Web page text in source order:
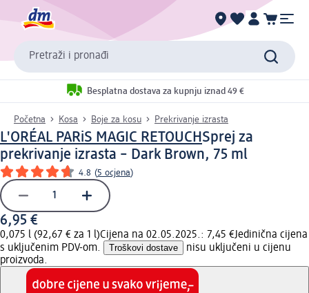
Pretraži i pronađi
Besplatna dostava za kupnju iznad 49 €
Početna Kosa Boje za kosu Prekrivanje izrasta
L'ORÉAL PARiS MAGIC RETOUCH Sprej za
prekrivanje izrasta – Dark Brown, 75 ml
4.8 (5 ocjena)
6,95 €
0,075 l (92,67 € za 1 l)Cijena na 02.05.2025.: 7,45 €Jedinična cijena
s uključenim PDV-om.
Troškovi dostave
nisu uključeni u cijenu
proizvoda.